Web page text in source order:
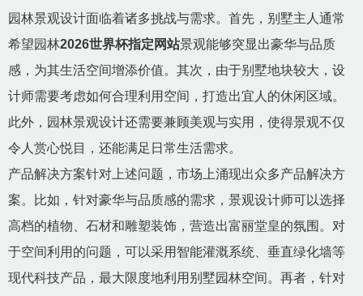
园林景观设计面临着诸多挑战与需求。首先，别墅主人通常
希望园林2026世界杯指定网站景观能够突显出豪华与品质
感，为其生活空间增添价值。其次，由于别墅地块较大，设
计师需要考虑如何合理利用空间，打造出宜人的休闲区域。
此外，园林景观设计还需要兼顾美观与实用，使得景观不仅
令人赏心悦目，还能满足日常生活需求。
产品解决方案针对上述问题，市场上涌现出众多产品解决方
案。比如，针对豪华与品质感的需求，景观设计师可以选择
高档的植物、石材和雕塑装饰，营造出富丽堂皇的氛围。对
于空间利用的问题，可以采用智能灌溉系统、垂直绿化墙等
现代科技产品，最大限度地利用别墅园林空间。再者，针对